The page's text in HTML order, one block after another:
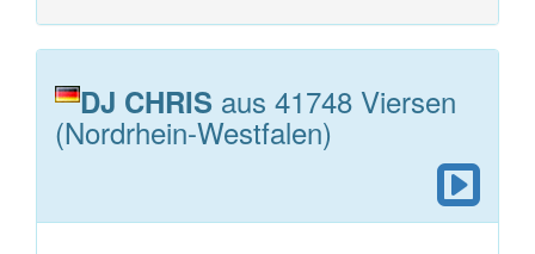
DJ CHRIS aus 41748 Viersen
(Nordrhein-Westfalen)